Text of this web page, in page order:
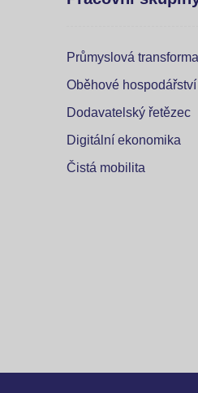
Průmyslová
Oběhové hospodářství
Dodavatelský řetězec
Digitální ekonomika
Čistá mobilita